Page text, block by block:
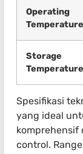
Operating
Temperature
Storage
Temperature
Spesifikasi
yang ideal
komprehensif
control.